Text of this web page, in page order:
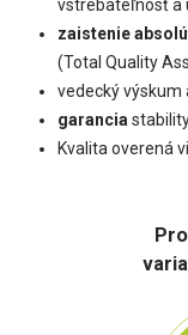
vstrebateľnosť a
zaistenie
(Total Quality
vedecký výskum
garancia
Kvalita overená